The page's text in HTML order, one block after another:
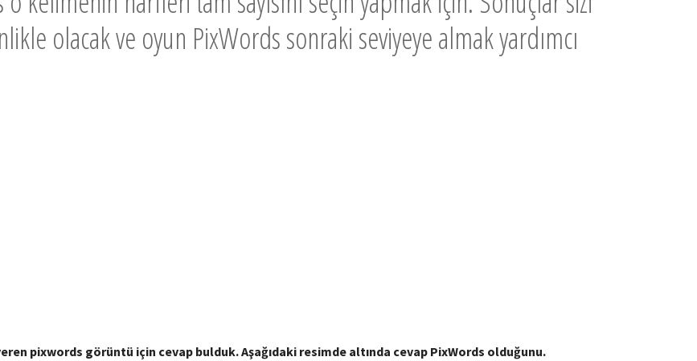
olacak ve oyun PixWords sonraki seviyeye almak yardımcı
pixwords görüntü için cevap bulduk. Aşağıdaki resimde altında cevap PixWords olduğunu.